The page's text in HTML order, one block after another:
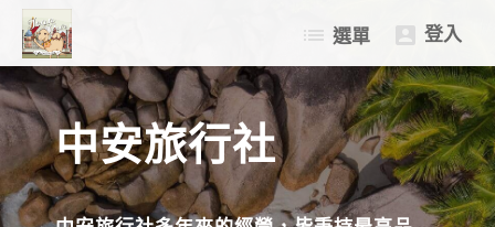
list 選單
中國大陸
歐洲
日本
護照/台胞證辦理
 登入
中安旅行社